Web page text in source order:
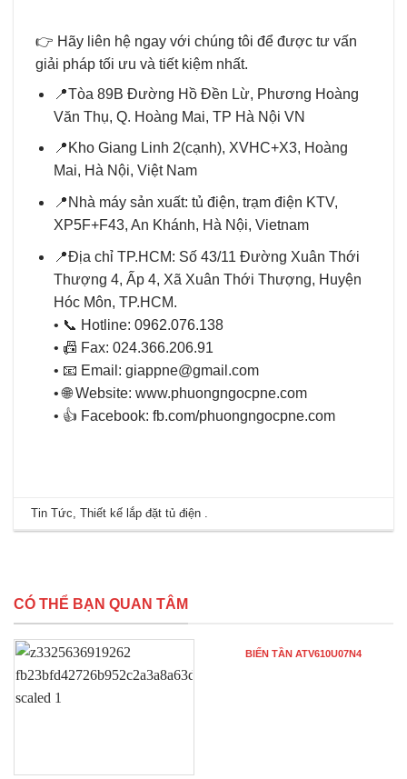
👉 Hãy liên hệ ngay với chúng tôi để được tư vấn
giải pháp tối ưu và tiết kiệm nhất.
📍Tòa 89B Đường Hồ Đền Lừ, Phương Hoàng
Văn Thụ, Q. Hoàng Mai, TP Hà Nội VN
📍Kho Giang Linh 2(cạnh), XVHC+X3, Hoàng
Mai, Hà Nội, Việt Nam
📍Nhà máy sản xuất: tủ điện, trạm điện KTV,
XP5F+F43, An Khánh, Hà Nội, Vietnam
📍Địa chỉ TP.HCM: Số 43/11 Đường Xuân Thới
Thượng 4, Ấp 4, Xã Xuân Thới Thượng, Huyện
Hóc Môn, TP.HCM.
• 📞 Hotline: 0962.076.138
• 📠 Fax: 024.366.206.91
• 📧 Email: giappne@gmail.com
• 🌐 Website: www.phuongngocpne.com
• 👍 Facebook: fb.com/phuongngocpne.com
Tin Tức ,Thiết kế lắp đặt tủ điện
CÓ THỂ BẠN QUAN TÂM
BIẾN TẦN ATV610U07N4